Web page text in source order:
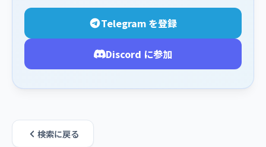
Telegram を登録
Discord に参加
検索に戻る